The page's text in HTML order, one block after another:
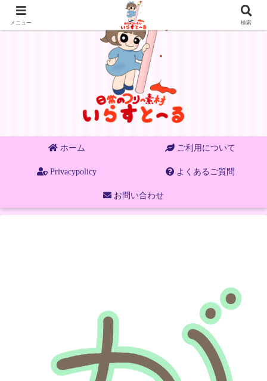
ホーム ご利用について
Privacypolicy よくあるご質問
お問い合わせ
メニュー 検索